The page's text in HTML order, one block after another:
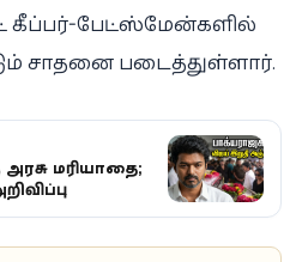
கீப்பர்-பேட்ஸ்மேன்களில்
சாதனை படைத்துள்ளார்.
அரசு மரியாதை;